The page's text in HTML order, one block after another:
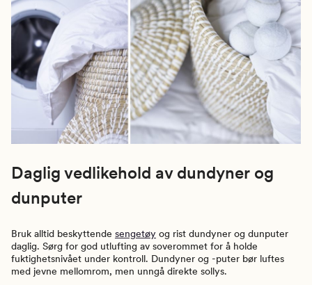
Daglig vedlikehold av dundyner og
dunputer
Bruk alltid beskyttende sengetøy og rist dundyner og dunputer
daglig. Sørg for god utlufting av soverommet for å holde
fuktighetsnivået under kontroll. Dundyner og -puter bør luftes
med jevne mellomrom, men unngå direkte sollys.